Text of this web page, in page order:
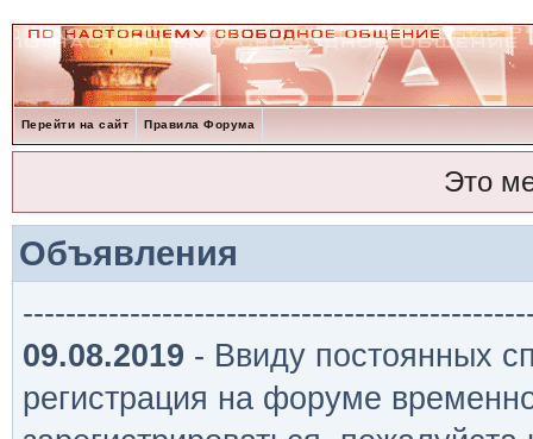
Перейти на сайт Правила Форума
Это
Объявления
09.08.2019 - Ввиду постоянных
регистрация на форуме